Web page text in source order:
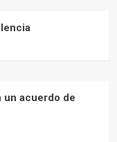
un acuerdo de